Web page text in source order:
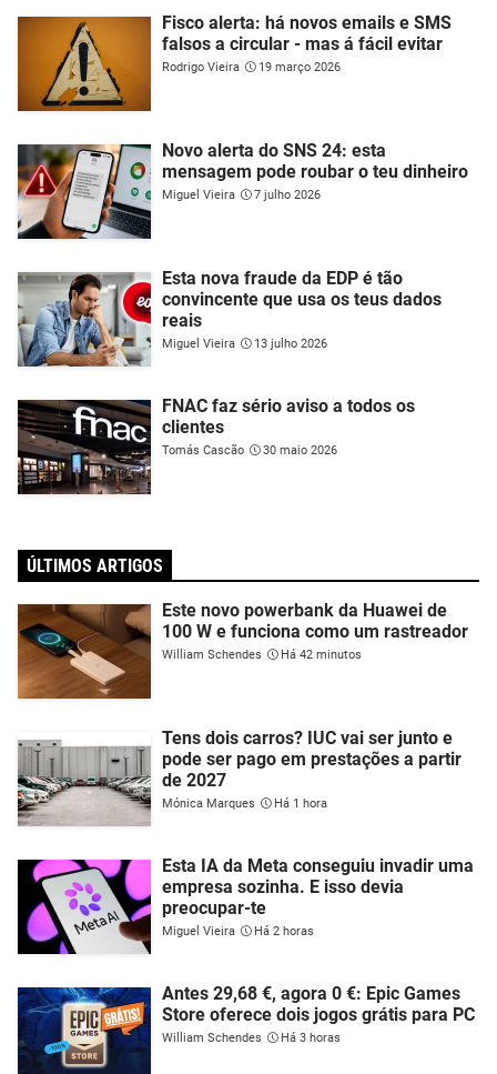
Fisco alerta: há novos emails e SMS
falsos a circular - mas á fácil evitar
Rodrigo Vieira 19 março 2026
Novo alerta do SNS 24: esta
mensagem pode roubar o teu dinheiro
Miguel Vieira 7 julho 2026
Esta nova fraude da EDP é tão
convincente que usa os teus dados
reais
Miguel Vieira 13 julho 2026
FNAC faz sério aviso a todos os
clientes
Tomás Cascão 30 maio 2026
ÚLTIMOS ARTIGOS
Este novo powerbank da Huawei de
100 W e funciona como um rastreador
William Schendes Há 42 minutos
Tens dois carros? IUC vai ser junto e
pode ser pago em prestações a partir
de 2027
Mónica Marques Há 1 hora
Esta IA da Meta conseguiu invadir uma
empresa sozinha. E isso devia
preocupar-te
Miguel Vieira Há 2 horas
Antes 29,68 €, agora 0 €: Epic Games
Store oferece dois jogos grátis para PC
William Schendes Há 3 horas